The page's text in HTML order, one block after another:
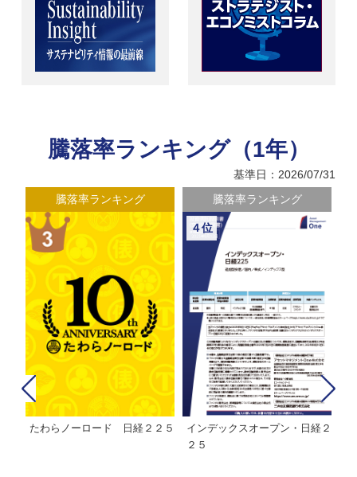
騰落率ランキング（1年）
基準日：2026/07/31
騰落率ランキング
たわらノーロード 日経２２５
騰落率ランキング
４位
インデックスオープン・日経２
２５